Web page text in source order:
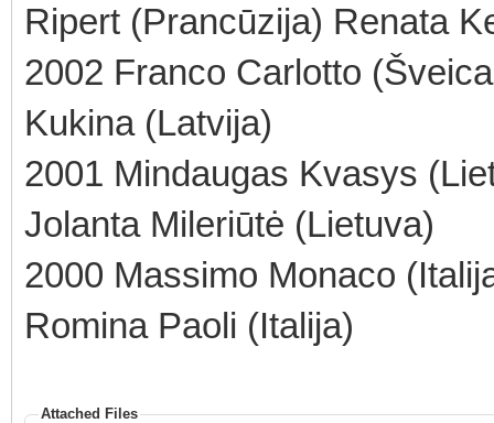
Ripert (Prancūzija) Renata
2002 Franco Carlotto
Kukina (Latvija)
2001 Mindaugas Kvasys
Jolanta Mileriūtė (Lietuva)
2000 Massimo Monaco
Romina Paoli (Italija)
Attached Files